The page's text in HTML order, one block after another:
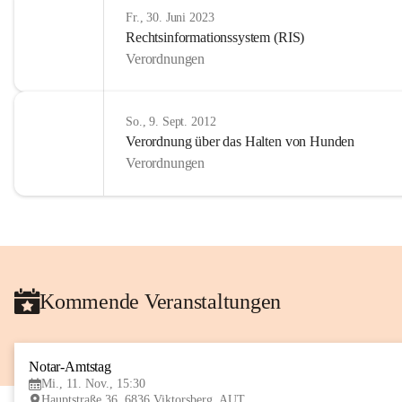
Fr., 30. Juni 2023
Rechtsinformationssystem (RIS)
Verordnungen
So., 9. Sept. 2012
Verordnung über das Halten von Hunden
Verordnungen
Kommende Veranstaltungen
Notar-Amtstag
Mi., 11. Nov., 15:30